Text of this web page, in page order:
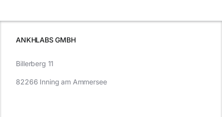
müssen
ANKHLABS GMBH
Billerberg 11
82266 Inning am Ammersee